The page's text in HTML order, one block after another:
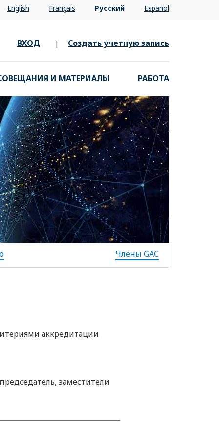
English Français Русский Español
ВХОД | Создать учетную запись
И МАТЕРИАЛЫ РАБОТА
Члены GAC
аккредитации
заместители